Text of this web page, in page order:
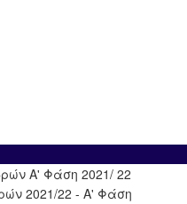
A' Φάση 2021/ 22
2021/22 - A' Φάση